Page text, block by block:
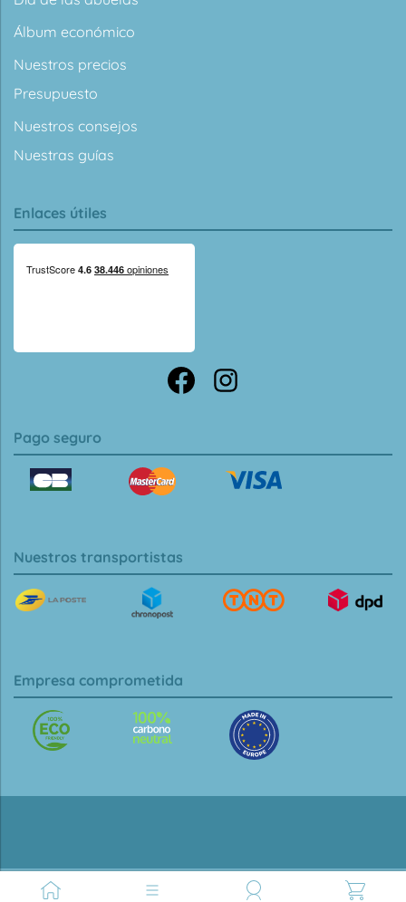
Álbum económico
Nuestros precios
Presupuesto
Nuestros consejos
Nuestras guías
Enlaces útiles
Pago seguro
Nuestros transportistas
Empresa comprometida